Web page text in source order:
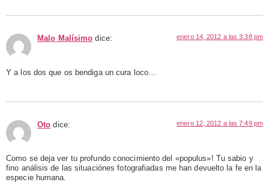
Malo Malísimo dice: enero 14, 2012 a las 3:38 pm
Y a los dos que os bendiga un cura loco…
Oto dice: enero 12, 2012 a las 7:49 pm
Como se deja ver tu profundo conocimiento del «populus»! Tu sabio y
fino análisis de las situaciónes fotografiadas me han devuelto la fe en la
especie humana.